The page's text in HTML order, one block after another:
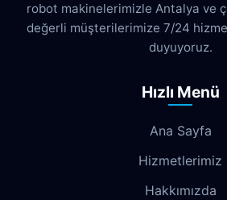
robot makinelerimizle Antalya ve
değerli müşterilerimize 7/24
duyuyoruz.
Hızlı Menü
Ana Sayfa
Hizmetlerimiz
Hakkımızda